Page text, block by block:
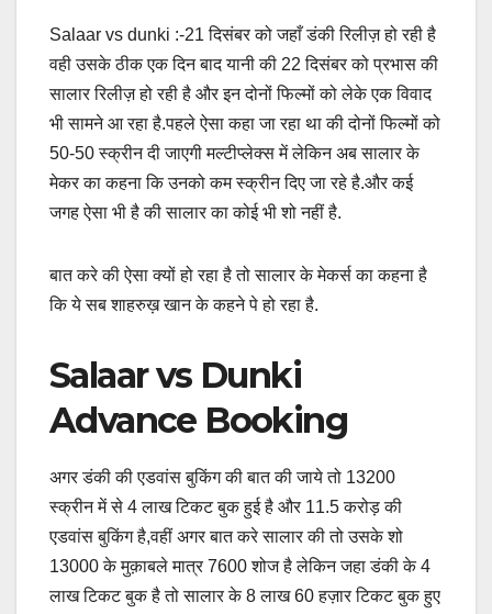
Salaar vs dunki :-21 दिसंबर को जहाँ डंकी रिलीज़ हो रही है
वही उसके ठीक एक दिन बाद यानी की 22 दिसंबर को प्रभास की
सालार रिलीज़ हो रही है और इन दोनों फिल्मों को लेके एक विवाद
भी सामने आ रहा है.पहले ऐसा कहा जा रहा था की दोनों फिल्मों को
50-50 स्क्रीन दी जाएगी मल्टीप्लेक्स में लेकिन अब सालार के
मेकर का कहना कि उनको कम स्क्रीन दिए जा रहे है.और कई
जगह ऐसा भी है की सालार का कोई भी शो नहीं है.
बात करे की ऐसा क्यों हो रहा है तो सालार के मेकर्स का कहना है
कि ये सब शाहरुख़ खान के कहने पे हो रहा है.
Salaar vs Dunki
Advance Booking
अगर डंकी की एडवांस बुकिंग की बात की जाये तो 13200
स्क्रीन में से 4 लाख टिकट बुक हुई है और 11.5 करोड़ की
एडवांस बुकिंग है,वहीं अगर बात करे सालार की तो उसके शो
13000 के मुक़ाबले मात्र 7600 शोज है लेकिन जहा डंकी के 4
लाख टिकट बुक है तो सालार के 8 लाख 60 हज़ार टिकट बुक हुए